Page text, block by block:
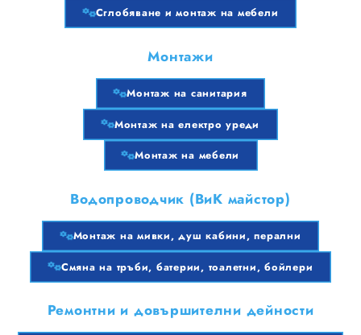
Сглобяване и монтаж на мебели
Монтажи
Монтаж на санитария
Монтаж на електро уреди
Монтаж на мебели
Водопроводчик (ВиК майстор)
Монтаж на мивки, душ кабини, перални
Смяна на тръби, батерии, тоалетни, бойлери
Ремонтни и довършителни дейности